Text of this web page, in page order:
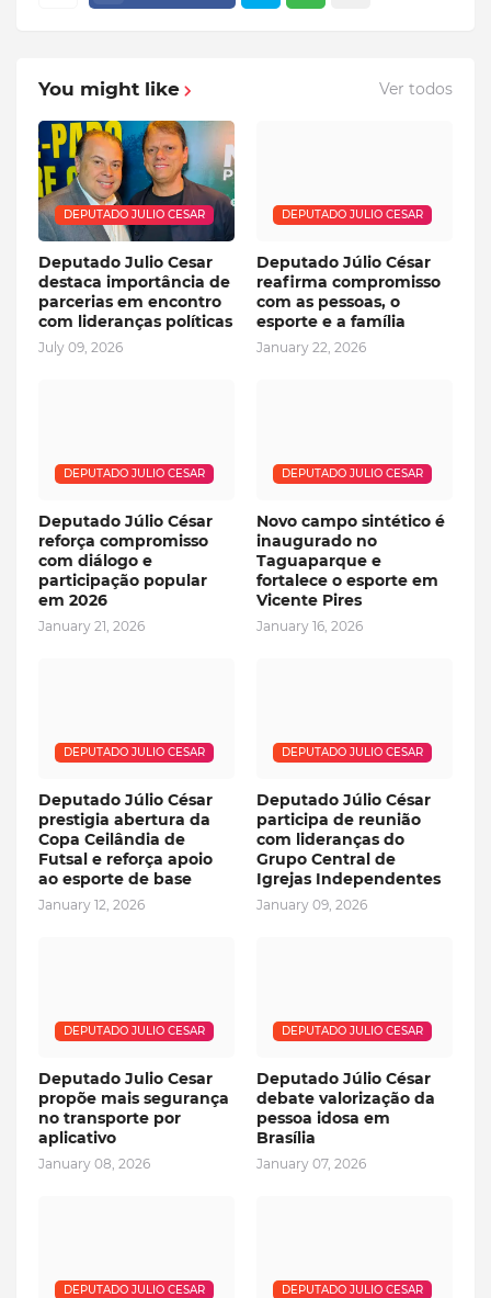
You might like Ver todos
DEPUTADO JULIO CESAR
Deputado Julio Cesar
destaca importância de
parcerias em encontro
com lideranças políticas
July 09, 2026
DEPUTADO JULIO CESAR
Deputado Júlio César
reafirma compromisso
com as pessoas, o
esporte e a família
January 22, 2026
DEPUTADO JULIO CESAR
Deputado Júlio César
reforça compromisso
com diálogo e
participação popular
em 2026
January 21, 2026
DEPUTADO JULIO CESAR
Novo campo sintético é
inaugurado no
Taguaparque e
fortalece o esporte em
Vicente Pires
January 16, 2026
DEPUTADO JULIO CESAR
Deputado Júlio César
prestigia abertura da
Copa Ceilândia de
Futsal e reforça apoio
ao esporte de base
January 12, 2026
DEPUTADO JULIO CESAR
Deputado Júlio César
participa de reunião
com lideranças do
Grupo Central de
Igrejas Independentes
January 09, 2026
DEPUTADO JULIO CESAR
Deputado Julio Cesar
propõe mais segurança
no transporte por
aplicativo
January 08, 2026
DEPUTADO JULIO CESAR
Deputado Júlio César
debate valorização da
pessoa idosa em
Brasília
January 07, 2026
DEPUTADO JULIO CESAR DEPUTADO JULIO CESAR